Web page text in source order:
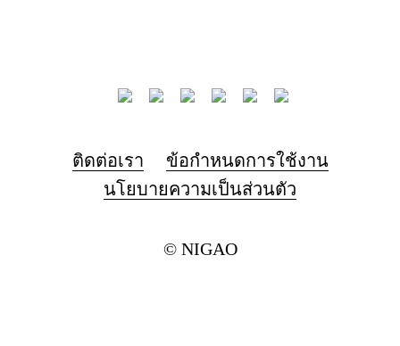
ติดต่อเรา
ข้อกำหนดการใช้งาน
นโยบายความเป็นส่วนตัว
© NIGAO